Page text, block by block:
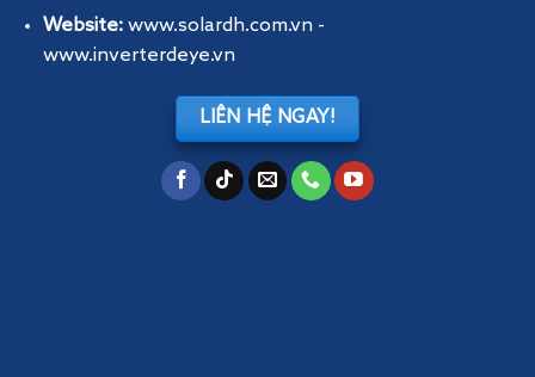
Website: www.solardh.com.vn-
www.inverterdeye.vn
LIÊN HỆ NGAY!